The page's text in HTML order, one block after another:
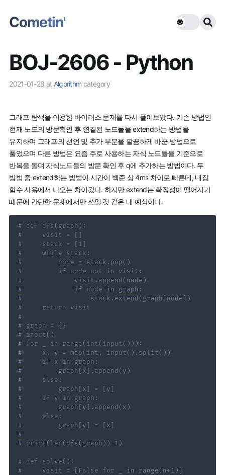
Cometin'
BOJ-2606 - Python
2021-01-28 at Algorithm category
그래프 탐색을 이용한 바이러스 문제를 다시 풀어보았다. 기존 방법인
현재 노드의 방문확인 후 연결된 노드들을 extend하는 방법을
유지하며 그래프의 선언 및 추가 부분을 깔끔하게 바꾼 방법으로
풀었으며 다른 방법은 요즘 주로 사용하는 자식 노드들을 기준으로
반복을 돌며 자식노드들의 방문 확인 후 q에 추가하는 방법이다. 두
방법 중 extend하는 방법이 시간이 백준 상 4ms 차이로 빠른데, 내장
함수 사용에서 나오는 차이갔다. 하지만 extend는 확장성이 떨어지기
때문에 간단한 문제에서만 쓰일 것 같은 내 예상이다.
# def dfs(graph):
#     visit = []
#     stack = [1]
#     while stack:
#         node = stack.pop()
#         if node not in visit:
#             visit.append(node)
#             if node in graph:
#                 stack.extend(graph[node])
#     return visit
#
# graph = {}
# input()
# for _ in range(int(input())):
#     x, y = map(int, input().split())
#     if x in graph:
#         graph[x].append(y)
#     else:
#         graph[x] = [y]
#     if y in graph:
#         graph[y].append(x)
#     else:
#         graph[y] = [x]
#
# print(len(dfs(graph))-1)
# def solve():
#     visit = [False for _ in range(n+1)]